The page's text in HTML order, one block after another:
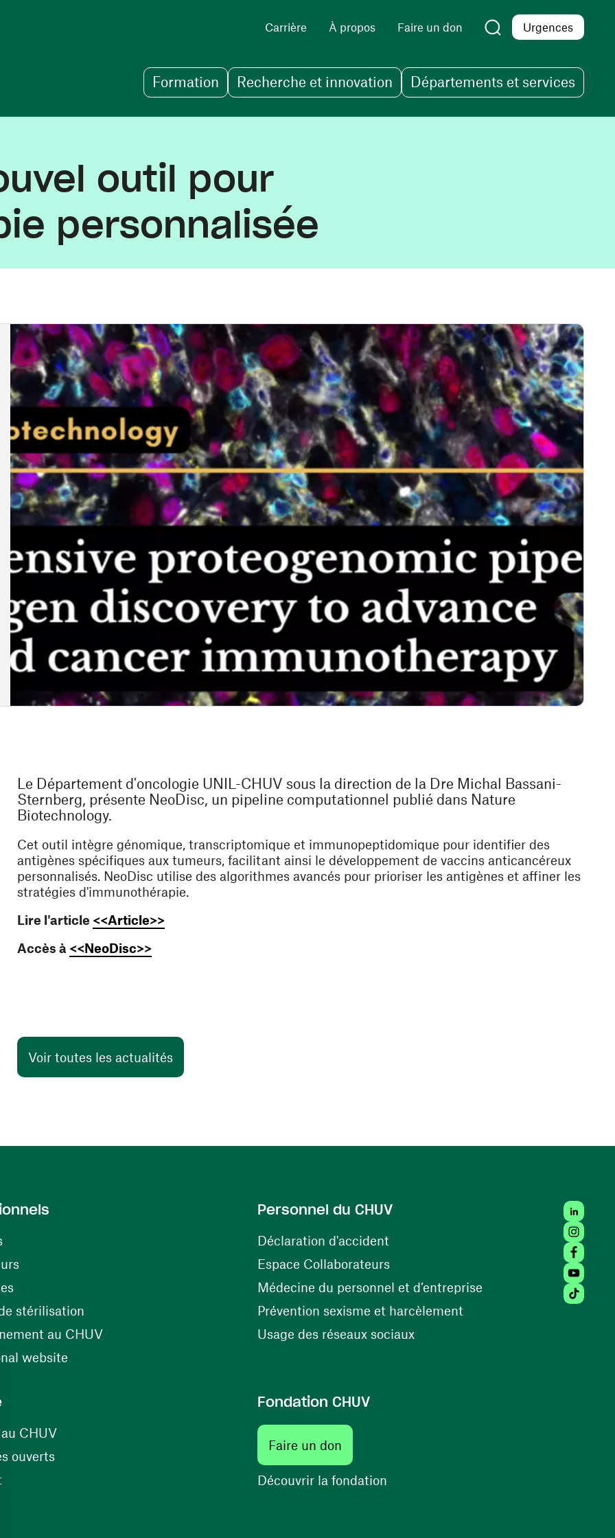
Carrière À propos Faire un don Urgences
Formation Recherche et innovation Départements et services
outil pour
personnalisée
Le Département d'oncologie UNIL-CHUV sous la direction de la Dre Michal Bassani-
Sternberg, présente NeoDisc, un pipeline computationnel publié dans Nature
Biotechnology.
Cet outil intègre génomique, transcriptomique et immunopeptidomique pour identifier des
antigènes spécifiques aux tumeurs, facilitant ainsi le développement de vaccins anticancéreux
personnalisés. NeoDisc utilise des algorithmes avancés pour prioriser les antigènes et affiner les
stratégies d'immunothérapie.
Lire l'article <<Article>>(ouvre une nouvelle fenêtre)
Accès à <<NeoDisc>>(ouvre une nouvelle fenêtre)
Voir toutes les actualités
(ouvre une nouvelle fenêtre)
stérilisation
au CHUV(ouvre une nouvelle fenêtre)
website
Personnel du CHUV
Déclaration d'accident(ouvre une nouvelle fenêtre)
Espace Collaborateurs(ouvre une nouvelle fenêtre)
Médecine du personnel et d’entreprise(ouvre une nouvelle
Prévention sexisme et harcèlement(ouvre une nouvelle
Usage des réseaux sociaux(ouvre une nouvelle fenêtre)
CHUV(ouvre une nouvelle fenêtre)
ouverts(ouvre une nouvelle fenêtre)
Fondation CHUV
Faire un don(ouvre une nouvelle fenêtre)
Découvrir la fondation(ouvre une nouvelle fenêtre)
Tiktok